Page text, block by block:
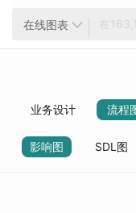
在线图表 
业务设计
流程
战略分析
影响图
SDL图